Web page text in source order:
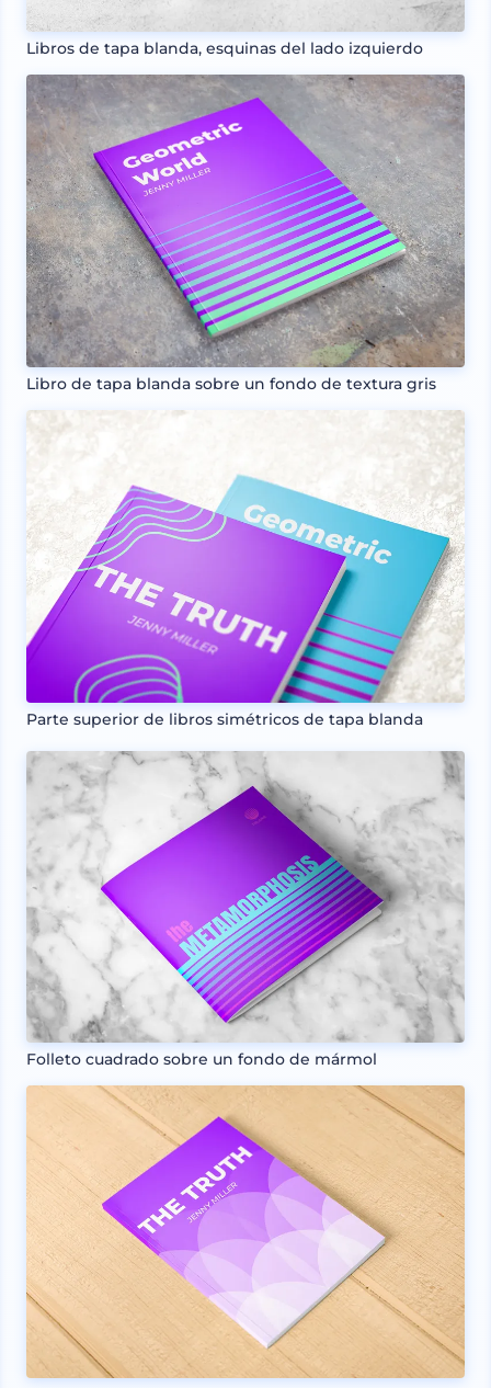
Libros de tapa blanda, esquinas del lado izquierdo
Libro de tapa blanda sobre un fondo de textura gris
Parte superior de libros simétricos de tapa blanda
Folleto cuadrado sobre un fondo de mármol